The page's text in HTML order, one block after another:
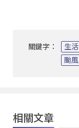
關鍵字： 生活
颱風
相關文章